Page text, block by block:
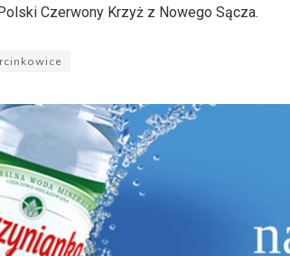
Czerwony Krzyż z Nowego Sącza.